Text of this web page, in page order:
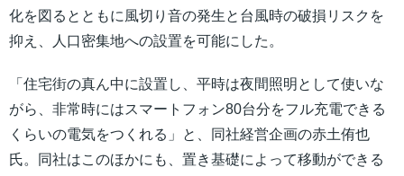
化を図るとともに風切り音の発生と台風時の破損リスクを
抑え、人口密集地への設置を可能にした。
「住宅街の真ん中に設置し、平時は夜間照明として使いな
がら、非常時にはスマートフォン80台分をフル充電できる
くらいの電気をつくれる」と、同社経営企画の赤土侑也
氏。同社はこのほかにも、置き基礎によって移動ができる